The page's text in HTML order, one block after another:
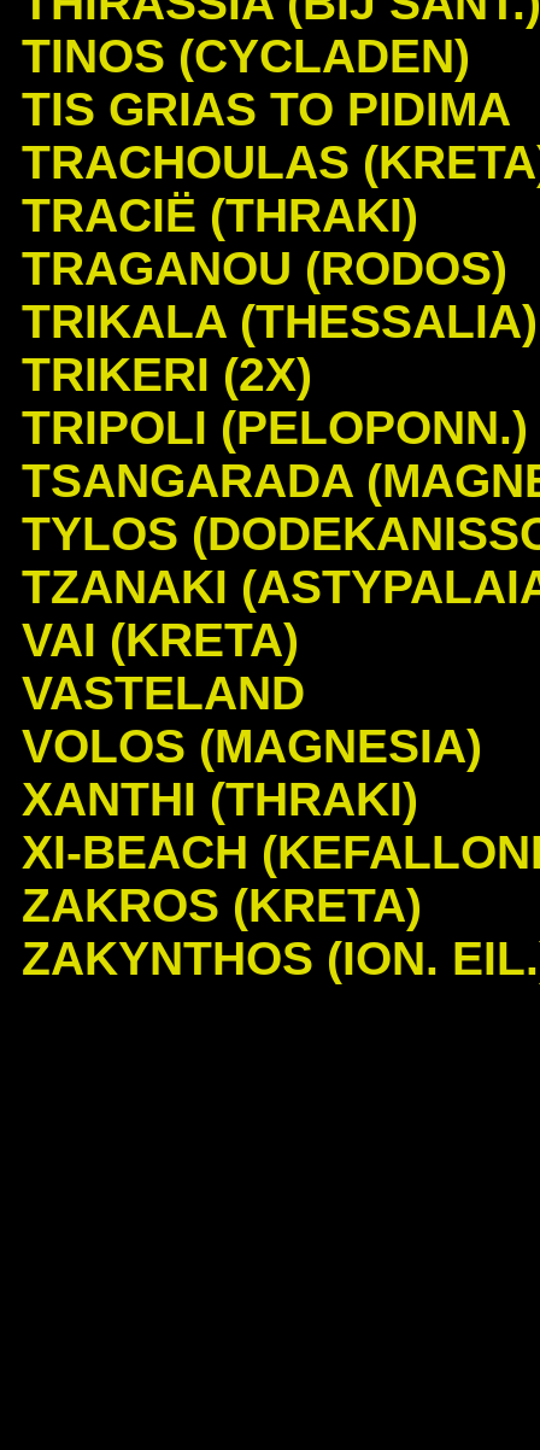
TINOS (CYCLADEN)
TIS GRIAS TO PIDIMA
TRACHOULAS
TRACIË (THRAKI)
TRAGANOU (RODOS)
TRIKALA (THESSALIA)
TRIKERI (2X)
TRIPOLI (PELOPONN.)
TSANGARADA
TYLOS
TZANAKI
VAI (KRETA)
VASTELAND
VOLOS (MAGNESIA)
XANTHI (THRAKI)
XI-BEACH
ZAKROS (KRETA)
ZAKYNTHOS (ION.